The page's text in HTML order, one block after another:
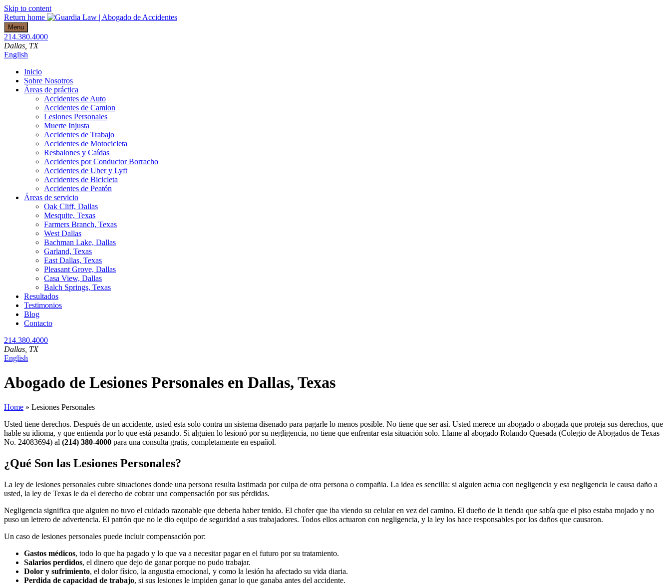
Skip to content
Return home
Menu
214.380.4000
Dallas , TX
English
Inicio
Sobre Nosotros
Áreas de práctica
Accidentes de Auto
Accidentes de Camion
Lesiones Personales
Muerte Injusta
Accidentes de Trabajo
Accidentes de Motocicleta
Resbalones y Caídas
Accidentes por Conductor Borracho
Accidentes de Uber y Lyft
Accidentes de Bicicleta
Accidentes de Peatón
Áreas de servicio
Oak Cliff, Dallas
Mesquite, Texas
Farmers Branch, Texas
West Dallas
Bachman Lake, Dallas
Garland, Texas
East Dallas, Texas
Pleasant Grove, Dallas
Casa View, Dallas
Balch Springs, Texas
Resultados
Testimonios
Blog
Contacto
214.380.4000
Dallas , TX
English
Abogado de Lesiones Personales en Dallas, Texas
Home » Lesiones Personales
Usted tiene derechos. Después de un accidente, usted esta solo contra un sistema disenado para pagarle lo menos posible. No tiene que ser así. Usted merece un abogado o abogada que proteja sus derechos, que
hable su idioma, y que entienda por lo que está pasando. Si alguien lo lesionó por su negligencia, no tiene que enfrentar esta situación solo. Llame al abogado Rolando Quesada (Colegio de Abogados de Texas
No. 24083694) al (214) 380-4000 para una consulta gratis, completamente en español.
¿Qué Son las Lesiones Personales?
La ley de lesiones personales cubre situaciones donde una persona resulta lastimada por culpa de otra persona o compañia. La idea es sencilla: si alguien actua con negligencia y esa negligencia le causa daño a
usted, la ley de Texas le da el derecho de cobrar una compensación por sus pérdidas.
Negligencia significa que alguien no tuvo el cuidado razonable que deberia haber tenido. El chofer que iba viendo su celular en vez del camino. El dueño de la tienda que sabía que el piso estaba mojado y no
puso un letrero de advertencia. El patrón que no le dio equipo de seguridad a sus trabajadores. Todos ellos actuaron con negligencia, y la ley los hace responsables por los daños que causaron.
Un caso de lesiones personales puede incluir compensación por:
Gastos médicos, todo lo que ha pagado y lo que va a necesitar pagar en el futuro por su tratamiento.
Salarios perdidos, el dinero que dejo de ganar porque no pudo trabajar.
Dolor y sufrimiento, el dolor físico, la angustia emocional, y como la lesión ha afectado su vida diaria.
Perdida de capacidad de trabajo, si sus lesiones le impiden ganar lo que ganaba antes del accidente.